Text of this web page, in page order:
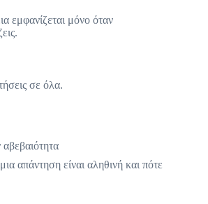
εμφανίζεται μόνο όταν
σε όλα.
απάντηση είναι αληθινή και πότε